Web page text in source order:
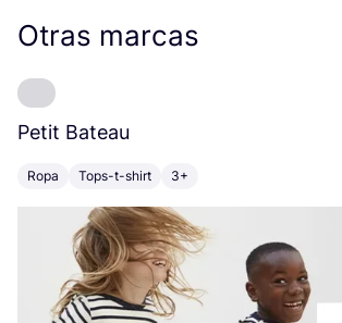
Otras marcas
Petit Bateau
Ropa Tops-t-shirt 3+